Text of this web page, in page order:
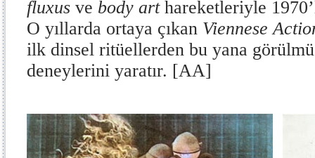
fluxus ve body art hareketleriyle
O yıllarda ortaya çıkan Viennese
ilk dinsel ritüellerden bu yana
deneylerini yaratır. [AA]